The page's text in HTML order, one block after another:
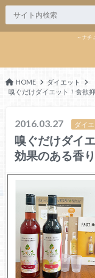
～ナチ
HOME
ダイエット
嗅ぐだけダイエット！食欲
2016.03.27 ダイエ
嗅ぐだけダイ
効果のある香